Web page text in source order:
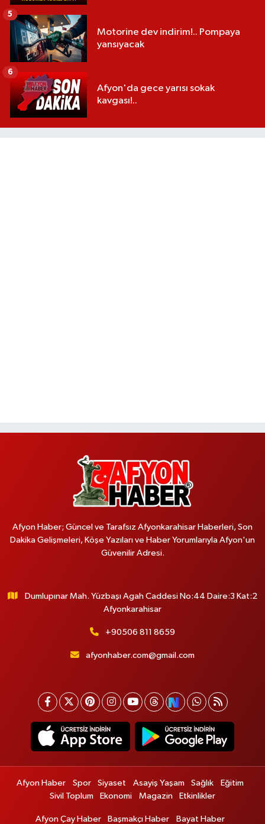
Motorine dev indirim!.. Pompaya
yansıyacak
5
Afyon'da gece yarısı sokak
kavgası!..
6
Afyon Haber; Güncel ve Tarafsız Afyonkarahisar Haberleri, Son
Dakika Gelişmeleri, Köşe Yazıları ve Haber Yorumlarıyla Afyon'un
Güvenilir Adresi.
Dumlupınar Mah. Yüzbaşı Agah Caddesi No:44 Daire:3 Kat:2
Afyonkarahisar
+90506 811 8659
afyonhaber.com@gmail.com
Afyon Haber Spor Siyaset Asayiş Yaşam Sağlık
Eğitim
Sivil Toplum
Ekonomi Magazin Etkinlikler
Afyon Çay Haber Başmakçı Haber Bayat Haber